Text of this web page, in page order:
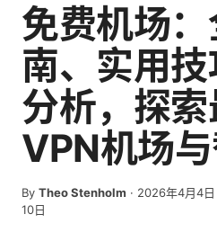
免费机场
南、实用
分析，探
VPN机场
By Theo Stenholm · 2026年4月4日
10日